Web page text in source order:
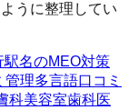
うに整理してい
駅名のMEO対策
管理多言語口コミ
科美容室歯科医